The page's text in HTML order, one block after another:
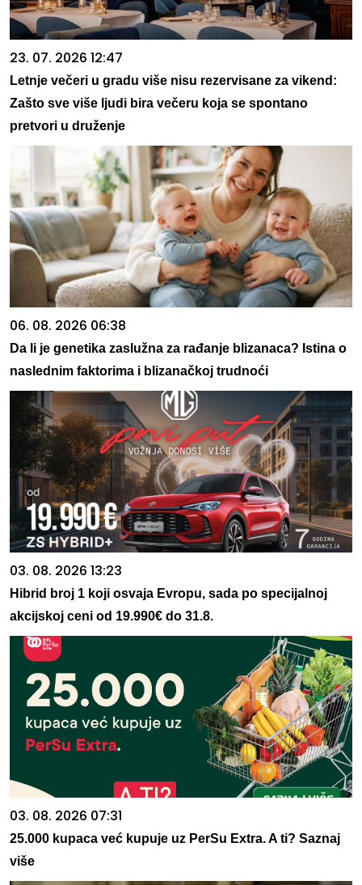
23. 07. 2026 12:47
Letnje večeri u gradu više nisu rezervisane za vikend:
Zašto sve više ljudi bira večeru koja se spontano
pretvori u druženje
06. 08. 2026 06:38
Da li je genetika zaslužna za rađanje blizanaca? Istina o
naslednim faktorima i blizanačkoj trudnoći
03. 08. 2026 13:23
Hibrid broj 1 koji osvaja Evropu, sada po specijalnoj
akcijskoj ceni od 19.990€ do 31.8.
03. 08. 2026 07:31
25.000 kupaca već kupuje uz PerSu Extra. A ti? Saznaj
više